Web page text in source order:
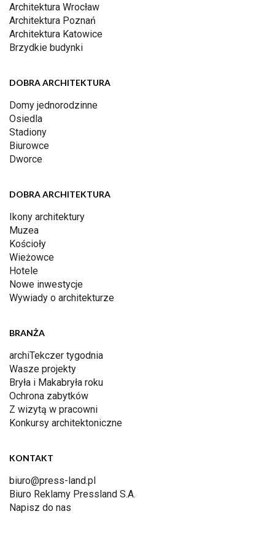
Architektura Wrocław
Architektura Poznań
Architektura Katowice
Brzydkie budynki
DOBRA ARCHITEKTURA
Domy jednorodzinne
Osiedla
Stadiony
Biurowce
Dworce
DOBRA ARCHITEKTURA
Ikony architektury
Muzea
Kościoły
Wieżowce
Hotele
Nowe inwestycje
Wywiady o architekturze
BRANŻA
archiTekczer tygodnia
Wasze projekty
Bryła i Makabryła roku
Ochrona zabytków
Z wizytą w pracowni
Konkursy architektoniczne
KONTAKT
biuro@press-land.pl
Biuro Reklamy Pressland S.A.
Napisz do nas